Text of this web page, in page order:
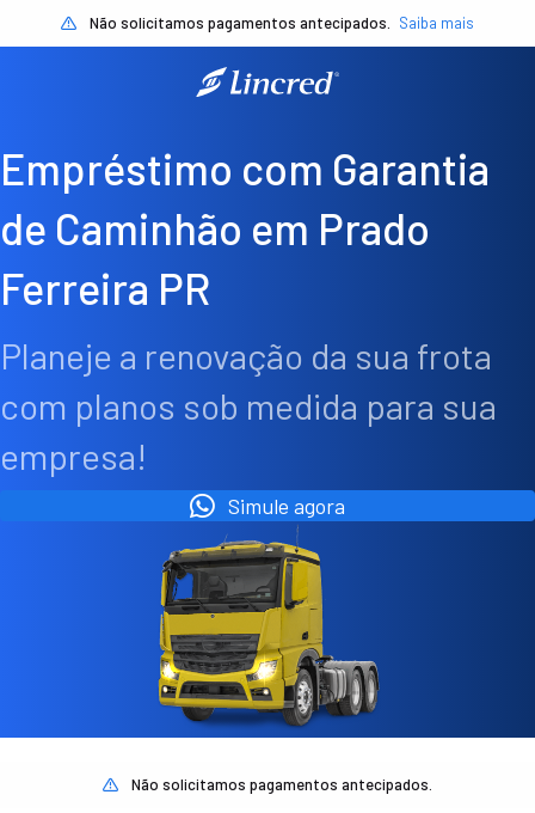
Não solicitamos pagamentos antecipados. Saiba mais
Empréstimo com Garantia
de Caminhão em Prado
Ferreira PR
Planeje a renovação da sua frota
com planos sob medida para sua
empresa!
Simule agora
Não solicitamos pagamentos antecipados.